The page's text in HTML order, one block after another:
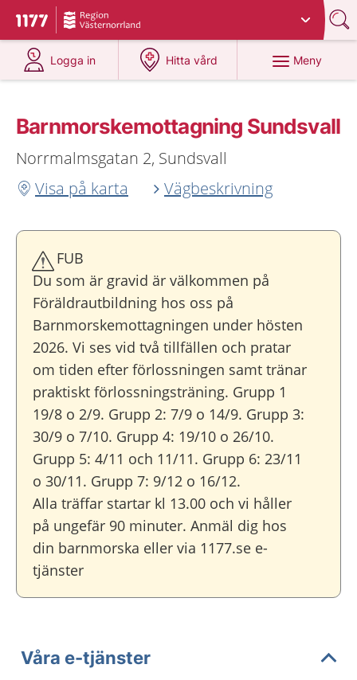
Till startsidan för 1177
Du har valt region
Logga in
på 1177.se
Hitta vård
på 1177.se
Meny
Barnmorskemottagning Sundsvall
Norrmalmsgatan 2, Sundsvall
Visa på karta
Vägbeskrivning
FUB
Du som är gravid är välkommen på
Föräldrautbildning hos oss på
Barnmorskemottagningen under hösten
2026. Vi ses vid två tillfällen och pratar
om tiden efter förlossningen samt tränar
praktiskt förlossningsträning. Grupp 1
19/8 o 2/9. Grupp 2: 7/9 o 14/9. Grupp 3:
30/9 o 7/10. Grupp 4: 19/10 o 26/10.
Grupp 5: 4/11 och 11/11. Grupp 6: 23/11
o 30/11. Grupp 7: 9/12 o 16/12.
Alla träffar startar kl 13.00 och vi håller
på ungefär 90 minuter. Anmäl dig hos
din barnmorska eller via 1177.se e-
tjänster
Våra e-tjänster